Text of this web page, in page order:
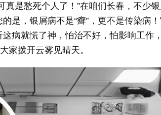
真是愁死个人了！”在咱们长春，不少
是，银屑病不是“癣”，更不是传染病
病就慌了神，怕治不好，怕影响工作
家拨开云雾见晴天。